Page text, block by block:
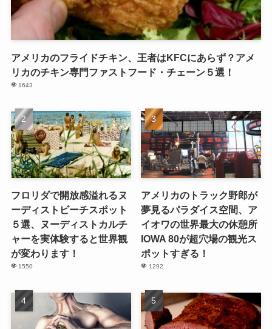
アメリカのフライドチキン、王者はKFCにあらず？アメ
リカのチキン専門ファストフード・チェーン５選！
1643
フロリダで開放感溢れるヌ
ーディストビーチスポット
５選、ヌーディストカルチ
ャーを実体験すると世界観
が変わります！
1550
アメリカのトラック野郎が
夢見るパラダイス空間、ア
イオワの世界最大の休憩所
IOWA 80が超穴場の観光ス
ポットすぎる！
1292